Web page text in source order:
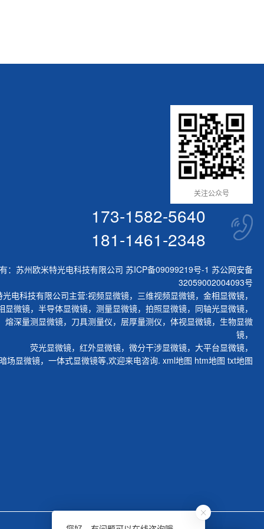
关注公众号
173-1582-5640
181-1461-2348
：苏州欧米特光电科技有限公司 苏ICP备09099219号-1 苏公网安备
32059002004093号
电科技有限公司主营:视频显微镜， 三维视频显微镜， 金相显微镜，
显微镜， 半导体显微镜， 测量显微镜， 拍照显微镜， 同轴光显微镜，
熔深量测显微镜， 刀具测量仪， 层厚量测仪， 体视显微镜， 生物显微
镜，
荧光显微镜， 红外显微镜， 微分干涉显微镜， 大平台显微镜，
场显微镜， 一体式显微镜等,欢迎来电咨询. xml地图 htm地图 txt地图